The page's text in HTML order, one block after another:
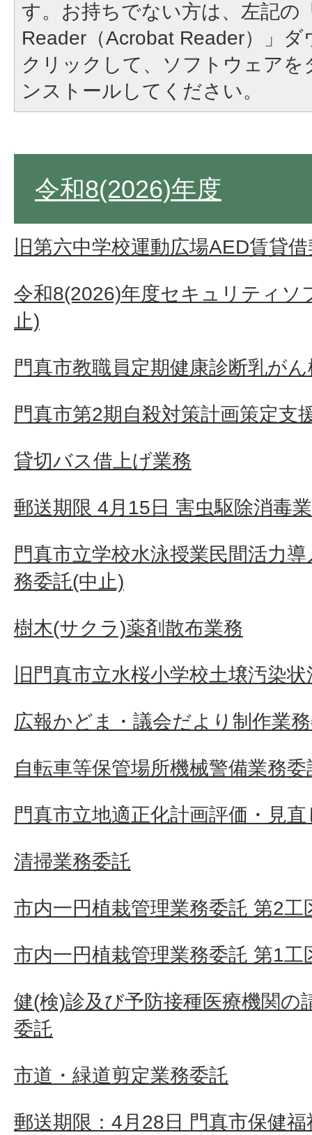
す。お持ちでない方は、左記の
Reader（Acrobat Reader）」
クリックして、ソフトウェア
ンストールしてください。
令和8(2026)年度
旧第六中学校運動広場AED賃貸
令和8(2026)年度セキュリティソ
止)
門真市教職員定期健康診断乳が
門真市第2期自殺対策計画策定支
貸切バス借上げ業務
郵送期限 4月15日 害虫駆除消毒
門真市立学校水泳授業民間活力
務委託(中止)
樹木(サクラ)薬剤散布業務
旧門真市立水桜小学校土壌汚染
広報かどま・議会だより制作業
自転車等保管場所機械警備業務委
門真市立地適正化計画評価・見
清掃業務委託
市内一円植栽管理業務委託 第2工
市内一円植栽管理業務委託 第1工
健(検)診及び予防接種医療機関の
委託
市道・緑道剪定業務委託
郵送期限：4月28日 門真市保健